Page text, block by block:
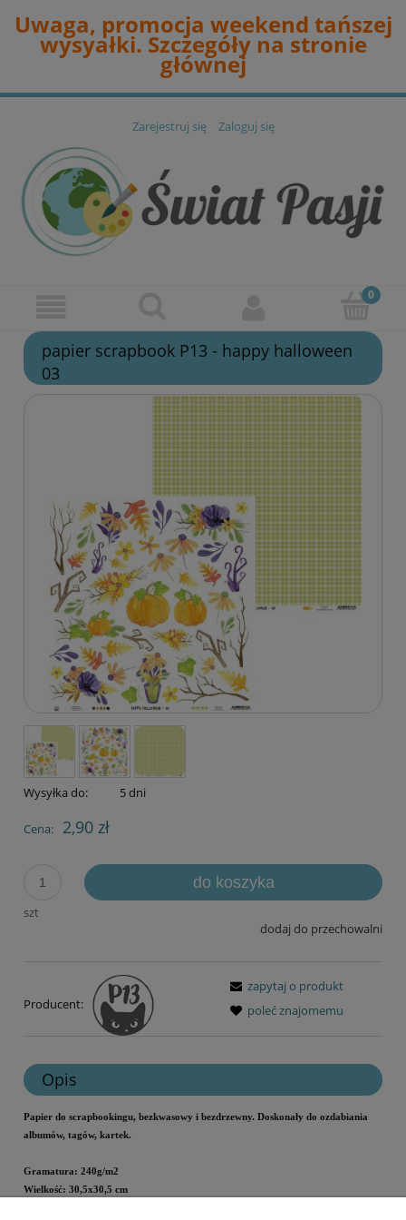
Uwaga, promocja weekend tańszej
wysyałki. Szczegóły na stronie
głównej
Zarejestruj się Zaloguj się
papier scrapbook P13 - happy halloween
03
Wysyłka do: 5 dni
Cena: 2,90 zł
szt
do koszyka
dodaj do przechowalni
Producent:
zapytaj o produkt
poleć znajomemu
Opis
Papier do scrapbookingu, bezkwasowy i bezdrzewny. Doskonały do ozdabiania
albumów, tagów, kartek.
Gramatura: 240g/m2
Wielkość: 30,5x30,5 cm